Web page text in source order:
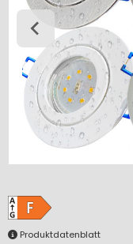
Produktdatenblatt